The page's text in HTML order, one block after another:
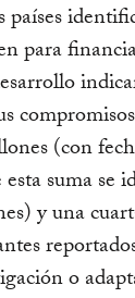
países
para
(con
suma se
y una
o